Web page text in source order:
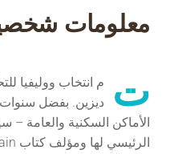
معلومات
ت
م انتخاب ووليفيا
ديزين. بفضل
الأماكن السكنية والعامة